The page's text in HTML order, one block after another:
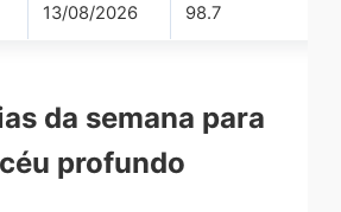
13/08/2026 98.7
da semana para
profundo